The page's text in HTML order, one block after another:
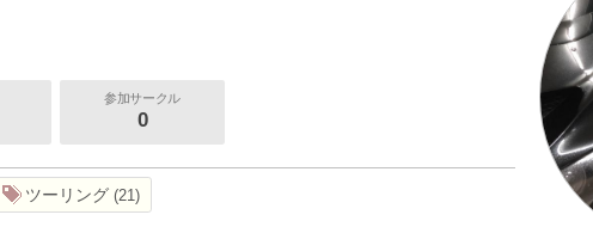
参加サークル
0
ツーリング 21